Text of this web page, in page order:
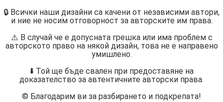
🔒 Всички наши дизайни са качени от независими автори,
и ние не носим отговорност за авторските им права.
⚠️ В случай че е допусната грешка или има проблем с
авторското право на някой дизайн, това не е направено
умишлено.
⬇️ Той ще бъде свален при предоставяне на
доказателство за автентичните авторски права.
©️ Благодарим ви за разбирането и подкрепата!